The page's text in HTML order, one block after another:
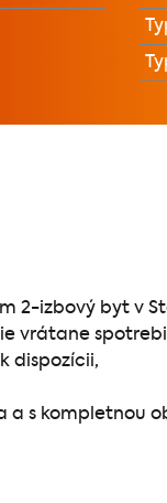
2-izbový byt v
vrátane
dispozícii,
a s kompletnou